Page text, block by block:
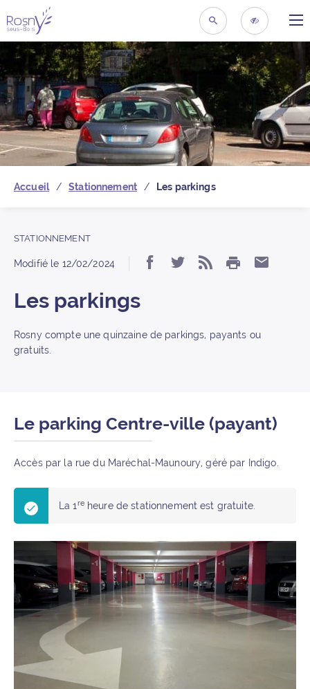
Retour à la pageRECHERCHER
Accueil Stationnement Les parkings
STATIONNEMENT
Modifié le 12/02/2024 Partager « Les
Partager « Les
S’abonner
IMPRIMER
Les parkings
Rosny compte une quinzaine de parkings, payants ou
gratuits.
Le parking Centre-ville (payant)
Accès par la rue du Maréchal-Maunoury, géré par Indigo.
La 1 reheure de stationnement est gratuite.